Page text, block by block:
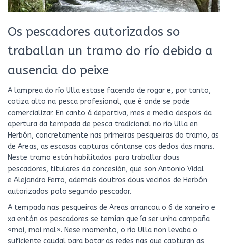
Os pescadores autorizados so
traballan un tramo do río debido a
ausencia do peixe
A lamprea do río Ulla estase facendo de rogar e, por tanto,
cotiza alto na pesca profesional, que é onde se pode
comercializar. En canto á deportiva, mes e medio despois da
apertura da tempada de pesca tradicional no río Ulla en
Herbón, concretamente nas primeiras pesqueiras do tramo, as
de Areas, as escasas capturas cóntanse cos dedos das mans.
Neste tramo están habilitados para traballar dous
pescadores, titulares da concesión, que son Antonio Vidal
e Alejandro Ferro, ademais doutros dous veciños de Herbón
autorizados polo segundo pescador.
A tempada nas pesqueiras de Areas arrancou o 6 de xaneiro e
xa entón os pescadores se temían que ía ser unha campaña
«moi, moi mal». Nese momento, o río Ulla non levaba o
suficiente caudal para botar as redes nas que capturan as